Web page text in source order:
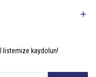
listemize kaydolun!